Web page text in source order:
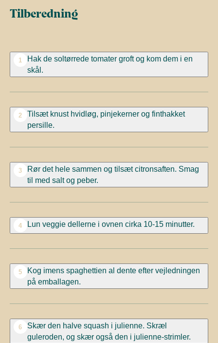
Tilberedning
1
Hak de soltørrede tomater groft og kom dem i en
skål.
2
Tilsæt knust hvidløg, pinjekerner og finthakket
persille.
3
Rør det hele sammen og tilsæt citronsaften. Smag
til med salt og peber.
4 Lun veggie dellerne i ovnen cirka 10-15 minutter.
5
Kog imens spaghettien al dente efter vejledningen
på emballagen.
6
Skær den halve squash i julienne. Skræl
guleroden, og skær også den i julienne-strimler.